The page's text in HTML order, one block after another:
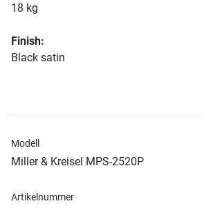
18 kg
Finish:
Black satin
Modell
Miller & Kreisel MPS-2520P
Artikelnummer